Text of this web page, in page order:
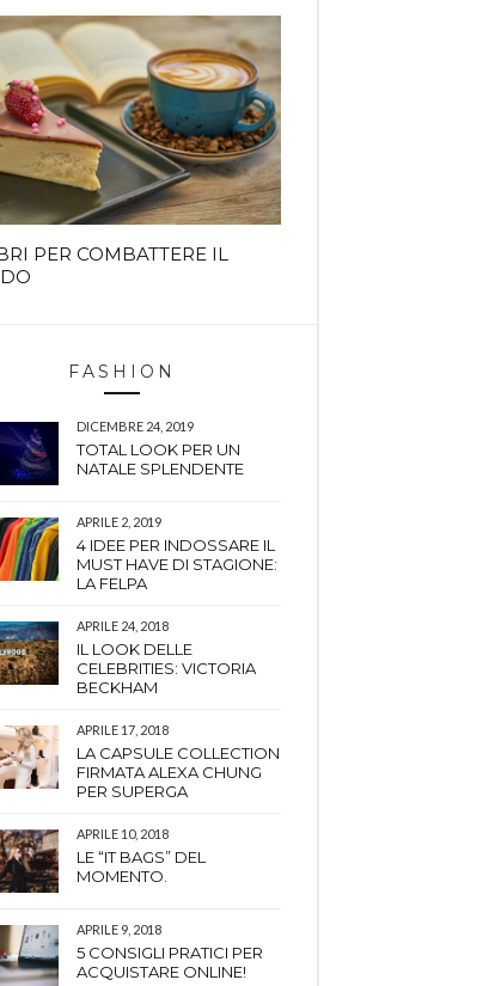
PER COMBATTERE IL
FASHION
DICEMBRE 24, 2019
TOTAL LOOK PER UN
NATALE SPLENDENTE
APRILE 2, 2019
4 IDEE PER INDOSSARE IL
MUST HAVE DI STAGIONE:
LA FELPA
APRILE 24, 2018
IL LOOK DELLE
CELEBRITIES: VICTORIA
BECKHAM
APRILE 17, 2018
LA CAPSULE COLLECTION
FIRMATA ALEXA CHUNG
PER SUPERGA
APRILE 10, 2018
LE “IT BAGS” DEL
MOMENTO.
APRILE 9, 2018
5 CONSIGLI PRATICI PER
ACQUISTARE ONLINE!